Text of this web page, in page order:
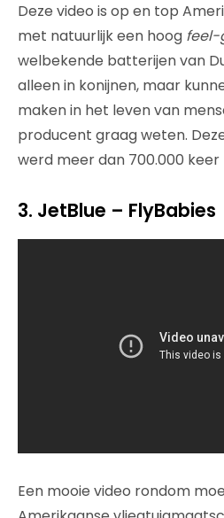
Deze video is op en top
met natuurlijk een hoog feel-
welbekende batterijen van
alleen in konijnen, maar
maken in het leven van
producent graag weten.
werd meer dan 700.000 keer
3. JetBlue – FlyBabies
Een mooie video rondom